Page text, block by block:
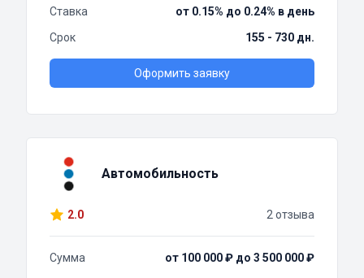
Ставка
от 0.15% до 0.24% в день
Срок
155 - 730 дн.
Оформить заявку
Автомобильность
2.0 2 отзыва
Сумма
от 100 000 ₽ до 3 500 000 ₽